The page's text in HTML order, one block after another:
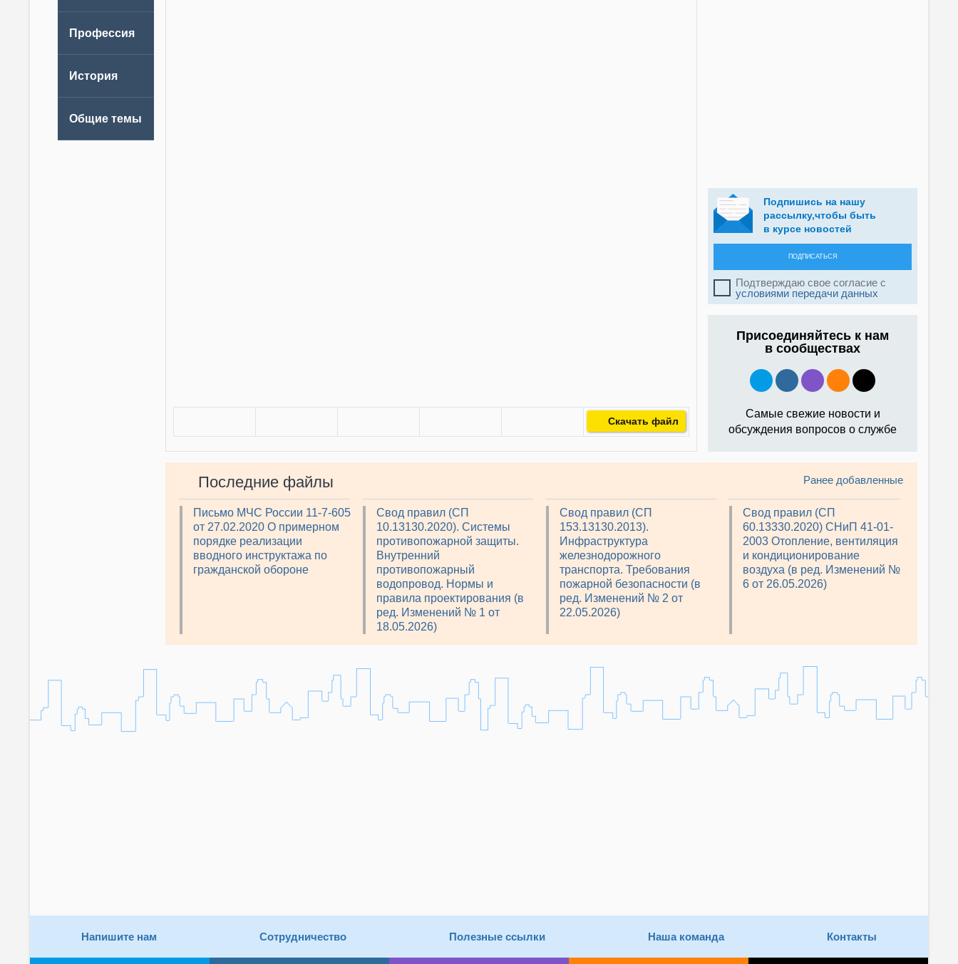
Скачать файл
Подпишись на нашу
рассылку,чтобы быть
в курсе новостей
ПОДПИСАТЬСЯ
Подтверждаю свое согласие с
условиями передачи данных
Присоединяйтесь к нам
в сообществах
Самые свежие новости и
обсуждения вопросов о службе
Последние файлы
Письмо МЧС России 11-7-605
от 27.02.2020 О примерном
порядке реализации
вводного инструктажа по
гражданской обороне
Свод правил (СП
10.13130.2020). Системы
противопожарной защиты.
Внутренний
противопожарный
водопровод. Нормы и
правила проектирования (в
ред. Изменений № 1 от
18.05.2026)
Свод правил (СП
153.13130.2013).
Инфраструктура
железнодорожного
транспорта. Требования
пожарной безопасности (в
ред. Изменений № 2 от
22.05.2026)
Свод правил (СП
60.13330.2020) СНиП 41-01-
2003 Отопление, вентиляция
и кондиционирование
воздуха (в ред. Изменений №
6 от 26.05.2026)
Ранее добавленные
Напишите нам Сотрудничество Полезные ссылки Наша команда Контакты